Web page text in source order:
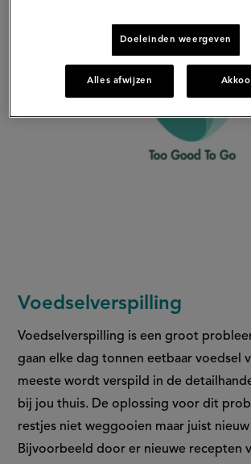
Voedselverspilling
Voedselverspilling is een groot
gaan elke dag tonnen eetbaar voedsel
meeste wordt verspild in de
bij jou thuis. De oplossing voor dit
restjes niet weggooien maar juist nieuw
Bijvoorbeeld door er nieuwe recepten
Doeleinden weergeven
Alles afwijzen